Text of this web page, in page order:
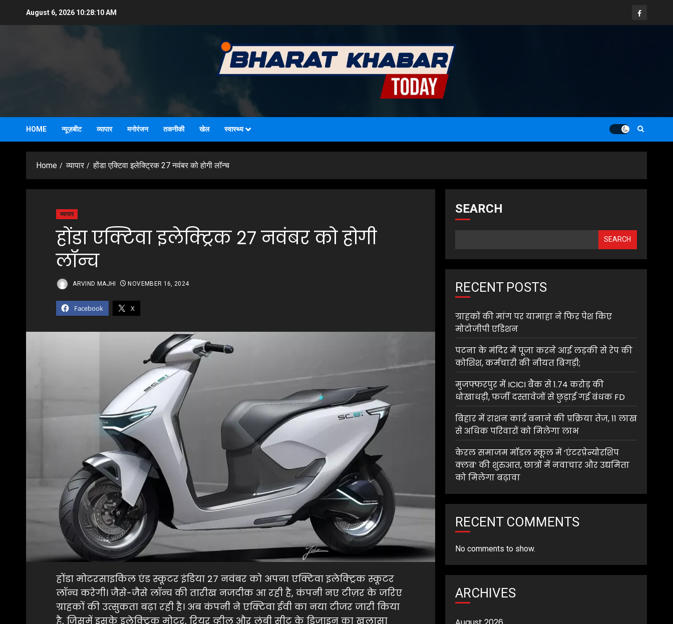
August 6, 2026 10:28:11 AM Facebook
HOME न्यूज़बीट व्यापार मनोरंजन तकनीकी खेल स्वास्थ्य
Home व्यापार होंडा एक्टिवा इलेक्ट्रिक 27 नवंबर को होगी लॉन्च
व्यापार
होंडा एक्टिवा इलेक्ट्रिक 27 नवंबर को होगी
लॉन्च
Facebook X
ARVIND MAJHI NOVEMBER 16, 2024
होंडा मोटरसाइकिल एंड स्कूटर इंडिया 27 नवंबर को अपना एक्टिवा इलेक्ट्रिक स्कूटर
लॉन्च करेगी। जैसे-जैसे लॉन्च की तारीख नजदीक आ रही है, कंपनी नए टीज़र के जरिए
ग्राहकों की उत्सुकता बढ़ा रही है। अब कंपनी ने एक्टिवा ईवी का नया टीजर जारी किया
है, जिसमें इसके इलेक्ट्रिक मोटर, रियर व्हील और लंबी सीट के डिजाइन का खुलासा
SEARCH
SEARCH
RECENT POSTS
ग्राहकों की मांग पर यामाहा ने फिर पेश किए
मोटोजीपी एडिशन
पटना के मंदिर में पूजा करने आई लड़की से रेप की
कोशिश, कर्मचारी की नीयत बिगड़ी;
मुजफ्फरपुर में ICICI बैंक से 1.74 करोड़ की
धोखाधड़ी, फर्जी दस्तावेजों से छुड़ाई गई बंधक FD
बिहार में राशन कार्ड बनाने की प्रक्रिया तेज, 11 लाख
से अधिक परिवारों को मिलेगा लाभ
केरल समाजम मॉडल स्कूल में ‘एंटरप्रेन्योरशिप
क्लब’ की शुरुआत, छात्रों में नवाचार और उद्यमिता
को मिलेगा बढ़ावा
RECENT COMMENTS
No comments to show.
ARCHIVES